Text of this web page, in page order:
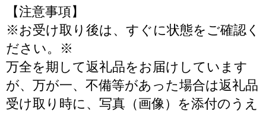
【注意事項】
※お受け取り後は、すぐに状態をご確認く
ださい。※
万全を期して返礼品をお届けしています
が、万が一、不備等があった場合は返礼品
受け取り時に、写真（画像）を添付のうえ